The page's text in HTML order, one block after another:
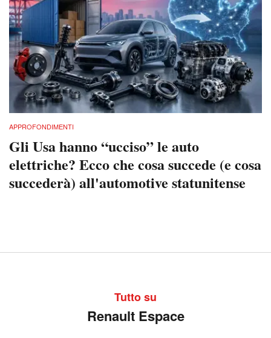
APPROFONDIMENTI
Gli Usa hanno “ucciso” le auto
elettriche? Ecco che cosa succede (e cosa
succederà) all'automotive statunitense
Tutto su
Renault Espace